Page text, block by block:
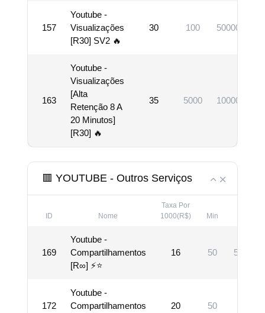
157
Youtube -
Visualizações
[R30] SV2 🔥
30 100 500000
163
Youtube -
Visualizações
[Alta
Retenção 8 A
20 Minutos]
[R30] 🔥
35 5000 100000
🟥 YOUTUBE - Outros Serviços
ID Nome
Taxa Por
1000(R$)
Min
169
Youtube -
Compartilhamentos
[R∞] ⚡⭐
16 50
172
Youtube -
Compartilhamentos
20 50